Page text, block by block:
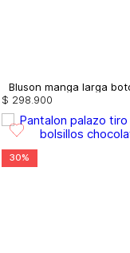
$ 298 900
30%